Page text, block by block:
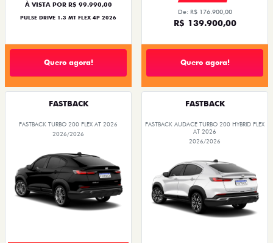
À VISTA POR R$ 99.990,00
PULSE DRIVE 1.3 MT FLEX 4P 2026
Quero agora!
De: R$ 176.900,00
R$ 139.900,00
Quero agora!
FASTBACK
FASTBACK TURBO 200 FLEX AT 2026
2026/2026
FASTBACK
FASTBACK AUDACE TURBO 200 HYBRID FLEX
AT 2026
2026/2026